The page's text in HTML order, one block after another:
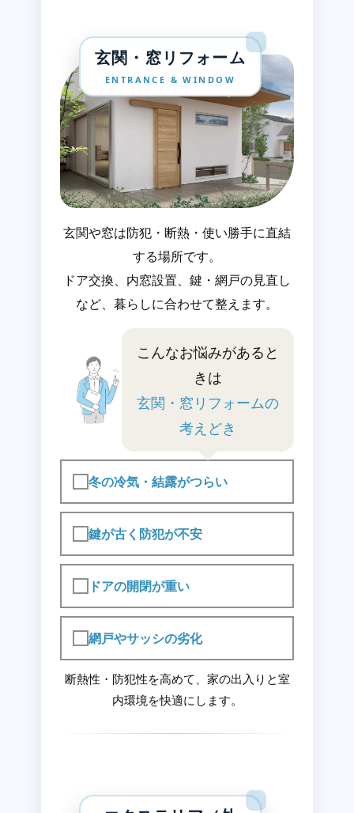
玄関・窓リフォーム
ENTRANCE & WINDOW
玄関や窓は防犯・断熱・使い勝手に直結
する場所です。
ドア交換、内窓設置、鍵・網戸の見直し
など、暮らしに合わせて整えます。
こんなお悩みがあると
きは
玄関・窓リフォームの
考えどき
冬の冷気・結露がつらい
鍵が古く防犯が不安
ドアの開閉が重い
網戸やサッシの劣化
断熱性・防犯性を高めて、家の出入りと室
内環境を快適にします。